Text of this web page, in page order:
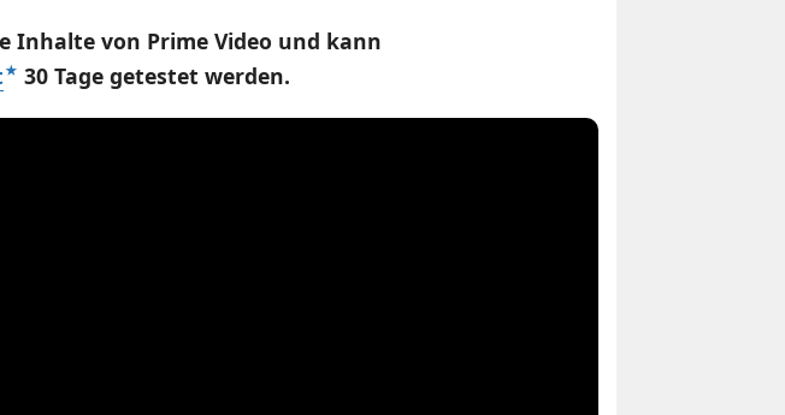
Inhalte von Prime Video und kann
30 Tage getestet werden.